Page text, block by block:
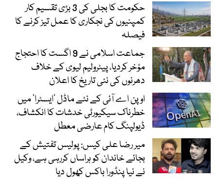
حکومت کا بجلی کی 3 بڑی تقسیم کار
کمپنیوں کی نجکاری کا عمل تیز کرنے کا
فیصلہ
جماعت اسلامی نے 9 اگست کا احتجاج
مؤخر کردیا، پیٹرولیم لیوی کے خلاف
دھرنوں کی نئی تاریخ کا اعلان
اوپن اے آئی کے نئے ماڈل ’ایسٹرا‘ میں
خطرناک سیکیورٹی خدشات کا انکشاف،
ڈیولپنگ کام عارضی معطل
میر رضا علی کیس: پولیس تفتیش کے
بجائے خاندان کو ہراساں کررہی ہے، وکیل
نے نیا پنڈورا باکس کھول دیا